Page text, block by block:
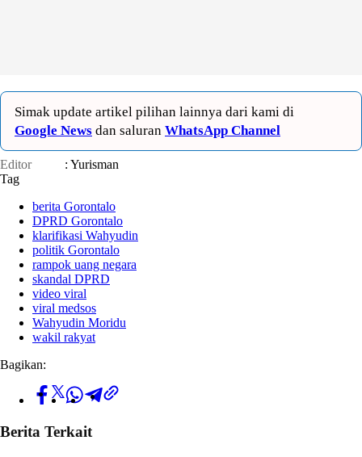
Simak update artikel pilihan lainnya dari kami di
Google News dan saluran WhatsApp Channel
Editor
: Yurisman
Tag
berita Gorontalo
DPRD Gorontalo
klarifikasi Wahyudin
politik Gorontalo
rampok uang negara
skandal DPRD
video viral
viral medsos
Wahyudin Moridu
wakil rakyat
Bagikan:
Berita Terkait